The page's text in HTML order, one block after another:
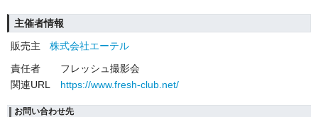
主催者情報
販売主
株式会社エーテル
責任者
フレッシュ撮影会
関連URL
https://www.fresh-club.net/
お問い合わせ先